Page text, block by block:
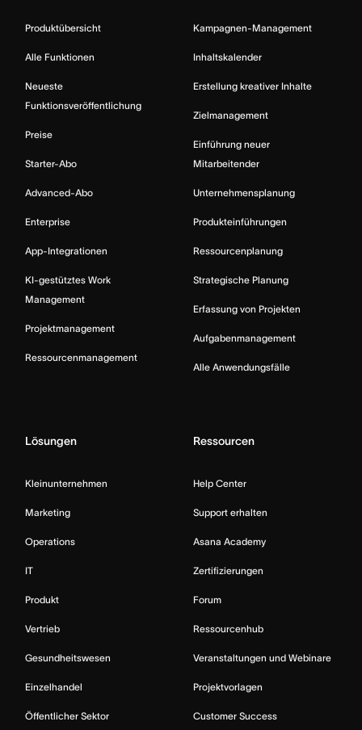
Produktübersicht
Alle Funktionen
Neueste
Funktionsveröffentlichung
Preise
Starter-Abo
Advanced-Abo
Enterprise
App-Integrationen
KI-gestütztes Work
Management
Projektmanagement
Ressourcenmanagement
Kampagnen-Management
Inhaltskalender
Erstellung kreativer Inhalte
Zielmanagement
Einführung neuer
Mitarbeitender
Unternehmensplanung
Produkteinführungen
Ressourcenplanung
Strategische Planung
Erfassung von Projekten
Aufgabenmanagement
Alle Anwendungsfälle
Lösungen
Kleinunternehmen
Marketing
Operations
IT
Produkt
Vertrieb
Gesundheitswesen
Einzelhandel
Öffentlicher Sektor
Ressourcen
Help Center
Support erhalten
Asana Academy
Zertifizierungen
Forum
Ressourcenhub
Veranstaltungen und Webinare
Projektvorlagen
Customer Success